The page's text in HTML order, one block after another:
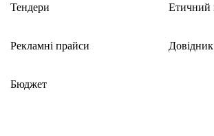
Тендери
Рекламні прайси
Бюджет
Етичний
Довідник